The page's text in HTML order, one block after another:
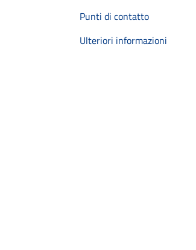
Punti di contatto
Ulteriori informazioni